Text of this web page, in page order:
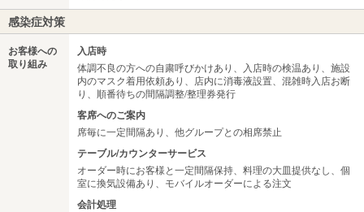
感染症対策
お客様への
取り組み
入店時
体調不良の方への自粛呼びかけあり、入店時の検温あり、施設
内のマスク着用依頼あり、店内に消毒液設置、混雑時入店お断
り、順番待ちの間隔調整/整理券発行
客席へのご案内
席毎に一定間隔あり、他グループとの相席禁止
テーブル/カウンターサービス
オーダー時にお客様と一定間隔保持、料理の大皿提供なし、個
室に換気設備あり、モバイルオーダーによる注文
会計処理